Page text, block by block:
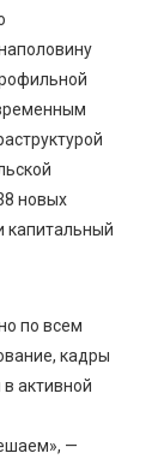
новых
капитальный
по всем
кадры
активной
—